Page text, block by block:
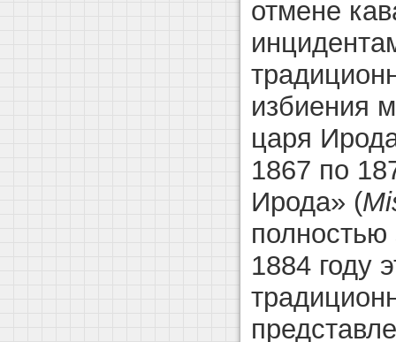
отмене
избиения
царя
1867 по
Ирода» (
1884 году